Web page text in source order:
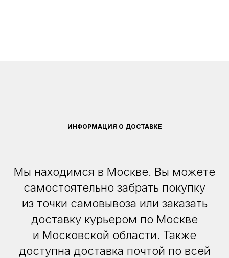
ИНФОРМАЦИЯ О ДОСТАВКЕ
Мы находимся в Москве. Вы можете
самостоятельно забрать покупку
из точки самовывоза или заказать
доставку курьером по Москве
и Московской области. Также
доступна доставка почтой по всей